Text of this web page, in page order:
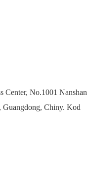
Center, No.1001 Nanshan
Guangdong, Chiny. Kod